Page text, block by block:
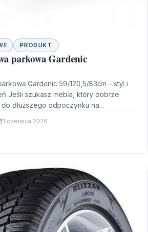
PRODUKT
parkowa Gardenic
Gardenic 59/120,5/83cm – styl i
Jeśli szukasz mebla, który dobrze
dłuższego odpoczynku na…
1 czerwca 2026